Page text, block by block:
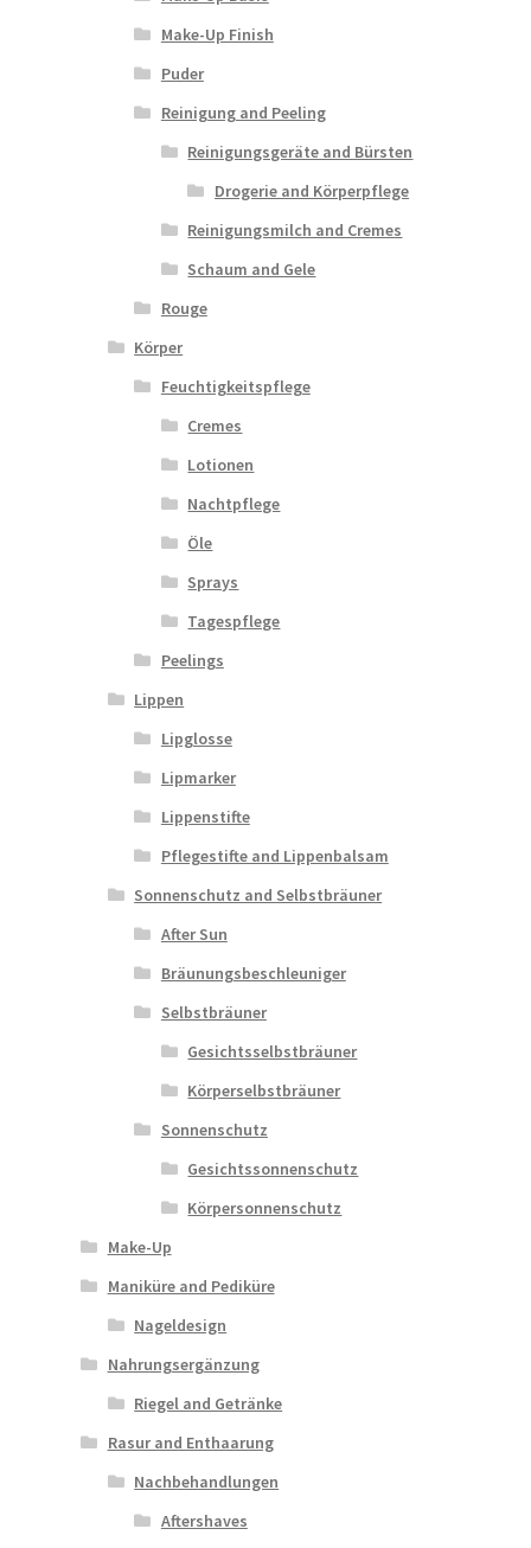
Make-Up Finish
Puder
Reinigung and Peeling
Reinigungsgeräte and Bürsten
Drogerie and Körperpflege
Reinigungsmilch and Cremes
Schaum and Gele
Rouge
Körper
Feuchtigkeitspflege
Cremes
Lotionen
Nachtpflege
Öle
Sprays
Tagespflege
Peelings
Lippen
Lipglosse
Lipmarker
Lippenstifte
Pflegestifte and Lippenbalsam
Sonnenschutz and Selbstbräuner
After Sun
Bräunungsbeschleuniger
Selbstbräuner
Gesichtsselbstbräuner
Körperselbstbräuner
Sonnenschutz
Gesichtssonnenschutz
Körpersonnenschutz
Make-Up
Maniküre and Pediküre
Nageldesign
Nahrungsergänzung
Riegel and Getränke
Rasur and Enthaarung
Nachbehandlungen
Aftershaves